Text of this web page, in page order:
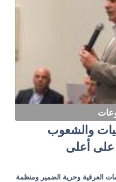
والشعوب
على أعلى
العرقية وحرية الضمير ومنظمة